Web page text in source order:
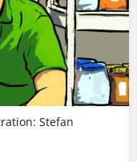
Stefan